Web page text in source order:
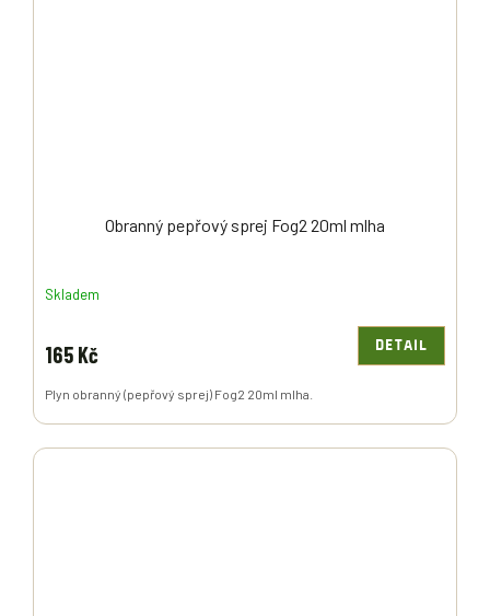
Obranný pepřový sprej Fog2 20ml mlha
Skladem
165 Kč DETAIL
Plyn obranný (pepřový sprej) Fog2 20ml mlha.